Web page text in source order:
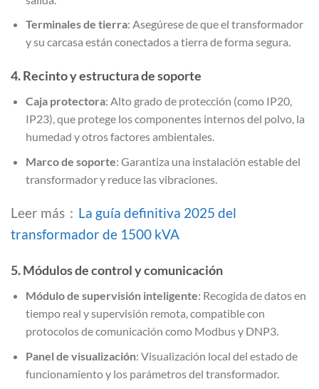
Terminales de tierra: Asegúrese de que el transformador
y su carcasa están conectados a tierra de forma segura.
4.Recinto y estructura de soporte
Caja protectora: Alto grado de protección (como IP20,
IP23), que protege los componentes internos del polvo, la
humedad y otros factores ambientales.
Marco de soporte: Garantiza una instalación estable del
transformador y reduce las vibraciones.
Leer más： La guía definitiva 2025 del
transformador de 1500 kVA
5.Módulos de control y comunicación
Módulo de supervisión inteligente: Recogida de datos en
tiempo real y supervisión remota, compatible con
protocolos de comunicación como Modbus y DNP3.
Panel de visualización: Visualización local del estado de
funcionamiento y los parámetros del transformador.